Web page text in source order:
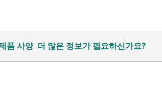
품 사양 더 많은 정보가 필요하신가요?